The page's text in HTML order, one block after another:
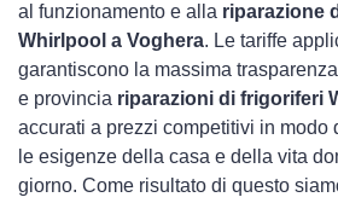
al funzionamento e alla riparazione
Whirlpool a Voghera. Le tariffe
garantiscono la massima
e provincia riparazioni di frigoriferi
accurati a prezzi competitivi in modo
le esigenze della casa e della vita
giorno. Come risultato di questo